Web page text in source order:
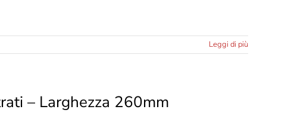
Leggi di più
– Larghezza 260mm